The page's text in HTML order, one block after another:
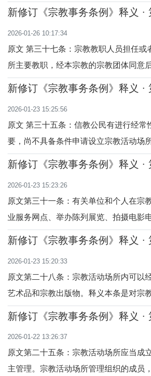
组织，由宗教教职人员或者符合本宗教
教活动的原则规定。关于集体宗教活动
惯，信教公民可以在自己家里过宗教生
新修订《宗教事务条例》释义 ·
2026-01-26 10:17:34
原文 第三十七条：宗教教职人员担任或
所主要教职，经本宗教的宗教团体同意
政府宗教事务部门备案。释义 本条是对
教教职人员担任或者离任宗教活动场所
本宗教的宗教团体同意；二是要报政
新修订《宗教事务条例》释义 ·
2026-01-23 15:25:56
原文 第三十五条：信教公民有进行经常
要，尚不具备条件申请设立宗教活动场
表向县级人民政府宗教事务部门提出申
以为其指定临时活动地点。在县级人民
导下，所在地乡级人民政府对临时活动
新修订《宗教事务条例》释义 ·
2026-01-23 15:23:26
原文第三十一条：有关单位和个人在宗
业服务网点、举办陈列展览、拍摄电影
动，应当事先征得该宗教活动场所同意
维护宗教活动场所的合法权益。在社会
下，随着我国法治建设不断推进，国家
新修订《宗教事务条例》释义 ·
2026-01-23 15:20:33
原文第二十八条：宗教活动场所内可以
艺术品和宗教出版物。释义本条是对宗
用品、宗教艺术品和宗教出版物的规定
他专用物品，如香蜡、经书、念珠、如
艺术品是指以宗教为内容的艺术品。宗
新修订《宗教事务条例》释义 ·
2026-01-22 13:26:37
原文第二十五条：宗教活动场所应当成
主管理。宗教活动场所管理组织的成员